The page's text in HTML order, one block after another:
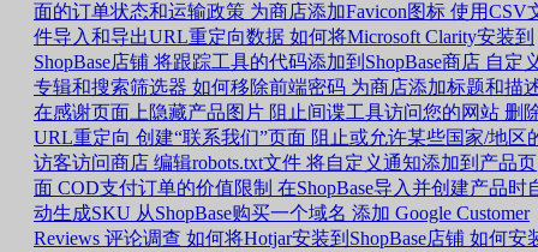
面的订单状态和运输政策 为商店添加Favicon图标 使用CSV
件导入和导出URL重定向数据 如何将Microsoft Clarity安装到
ShopBase店铺 将跟踪工具的代码添加到ShopBase商店 自定
专辑和搜索筛选器 如何移除前端密码 为商店添加标题和描
在感谢页面上隐藏产品图片 阻止间谍工具访问您的网站 删
URL重定向 创建“联系我们”页面 阻止或允许某些国家/地区
访客访问商店 编辑robots.txt文件 将自定义通知添加到产品页
面 COD支付订单的价值限制 在ShopBase导入并创建产品时
动生成SKU 从ShopBase购买一个域名 添加 Google Customer
Reviews 评论调查 如何将Hotjar安装到ShopBase店铺 如何安